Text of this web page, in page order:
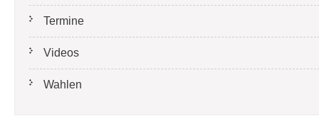
Termine
Videos
Wahlen